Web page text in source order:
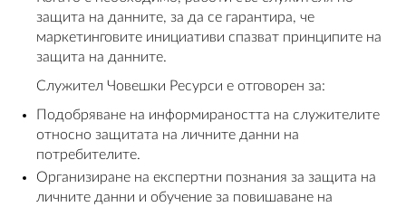
защита на данните, за да се гарантира, че
маркетинговите инициативи спазват принципите на
защита на данните.
Служител Човешки Ресурси е отговорен за:
Подобряване на информираността на служителите
относно защитата на личните данни на
потребителите.
Организиране на експертни познания за защита на
личните данни и обучение за повишаване на